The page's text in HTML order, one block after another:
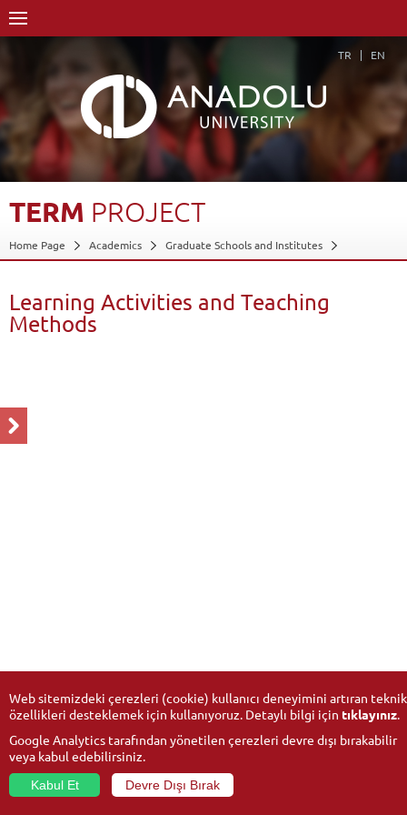
TR EN
TERM PROJECT
Home Page Academics
Graduate Schools and Institutes
Master of Arts (MA) Degree (Non-Thesis)
Enterprenevship and İnnovation
Learning Activities and Teaching
Methods
Web sitemizdeki çerezleri (cookie) kullanıcı deneyimini artıran teknik
özellikleri desteklemek için kullanıyoruz. Detaylı bilgi için tıklayınız.
Google Analytics tarafından yönetilen çerezleri devre dışı bırakabilir
veya kabul edebilirsiniz.
Kabul Et
Devre Dışı Bırak
© 2026Anadolu University- All rights reserved.